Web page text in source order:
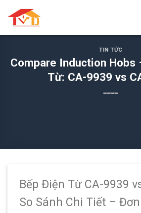
TIN TỨC
Compare Induction Hobs
Từ: CA-9939 vs
Bếp Điện Từ CA-9939
So Sánh Chi Tiết –